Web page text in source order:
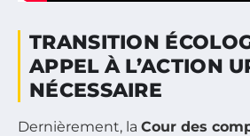
TRANSITION
APPEL À L’ACTION
NÉCESSAIRE
Dernièrement, la Cour des